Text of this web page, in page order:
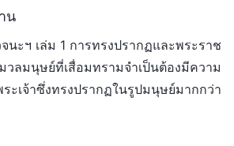
น
นะฯ เล่ม 1 การทรงปรากฏและพระราช
วลมนุษย์ที่เสื่อมทรามจำเป็นต้องมีความ
ะเจ้าซึ่งทรงปรากฏในรูปมนุษย์มากกว่า